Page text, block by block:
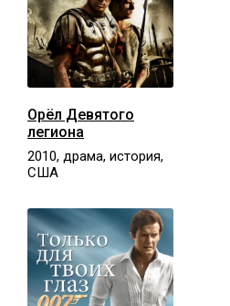
Орёл Девятого
легиона
2010, драма, история,
США